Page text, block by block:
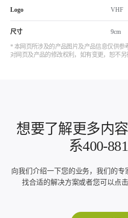
Logo VHF
尺寸 9cm
* 本网页所涉及的产品图片及产品信息仅供参
对网页及产品的修改权利，如有变更，恕不另
想要了解更多内
系400-
向我们介绍一下您的业务，我们的
找合适的解决方案或者您可以点